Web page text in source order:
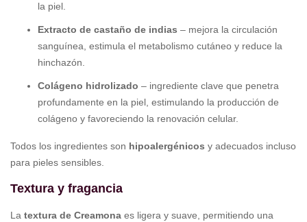
la piel.
Extracto de castaño de indias – mejora la circulación
sanguínea, estimula el metabolismo cutáneo y reduce la
hinchazón.
Colágeno hidrolizado – ingrediente clave que penetra
profundamente en la piel, estimulando la producción de
colágeno y favoreciendo la renovación celular.
Todos los ingredientes son hipoalergénicos y adecuados incluso
para pieles sensibles.
Textura y fragancia
La textura de Creamona es ligera y suave, permitiendo una